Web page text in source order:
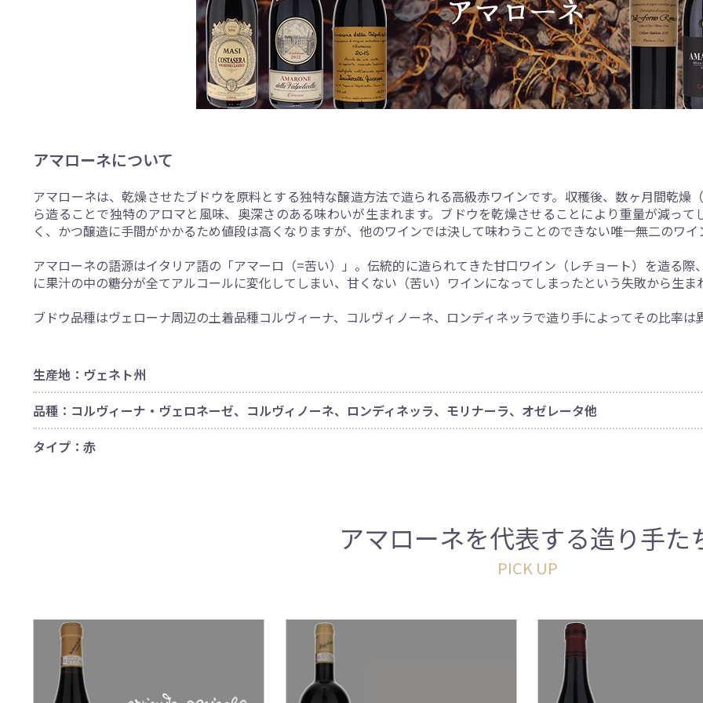
アマローネについて
アマローネは、乾燥させたブドウを原料とする独特な醸造方法で造られる高級赤ワインです。収穫後、数ヶ月間乾
ら造ることで独特のアロマと風味、奥深さのある味わいが生まれます。ブドウを乾燥させることにより重量が減っ
く、かつ醸造に手間がかかるため値段は高くなりますが、他のワインでは決して味わうことのできない唯一無二のワ
アマローネの語源はイタリア語の「アマーロ（=苦い）」。伝統的に造られてきた甘口ワイン（レチョート）を造る
に果汁の中の糖分が全てアルコールに変化してしまい、甘くない（苦い）ワインになってしまったという失敗から生ま
ブドウ品種はヴェローナ周辺の土着品種コルヴィーナ、コルヴィノーネ、ロンディネッラで造り手によってその比率は
生産地：ヴェネト州
品種：コルヴィーナ・ヴェロネーゼ、コルヴィノーネ、ロンディネッラ、モリナーラ、オゼレータ他
タイプ：赤
アマローネを代表する造り手た
PICK UP